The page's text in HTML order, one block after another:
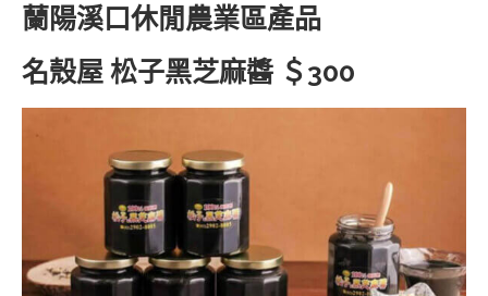
蘭陽溪口休閒農業區產品
名殼屋 松子黑芝麻醬 ＄300